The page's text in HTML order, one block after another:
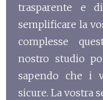
trasparente e
semplificare la
complesse
nostro studio
sapendo che i
sicure. La vostra